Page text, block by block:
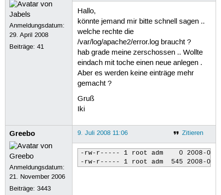
Anmeldungsdatum:
29. April 2008
Beiträge:41
Hallo,
könnte jemand mir bitte schnell sagen ..
welche rechte die
/var/log/apache2/error.log braucht ?
hab grade meine zerschossen .. Wollte
eindach mit toche einen neue anlegen .
Aber es werden keine einträge mehr
gemacht ?
Gruß
Iki
Greebo
Anmeldungsdatum:
21. November 2006
Beiträge:3443
Zitieren
9. Juli 2008 11:06
-rw-r----- 1 root adm    0 2008-07-
-rw-r----- 1 root adm  545 2008-